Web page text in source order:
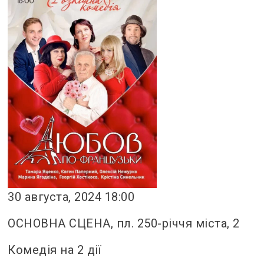
30 августа, 2024 18:00
ОСНОВНА СЦЕНА, пл. 250-річчя міста, 2
Комедія на 2 дії